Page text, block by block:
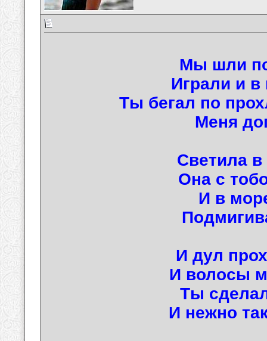
Мы шли по
Играли и в
Ты бегал по
Меня
Светила в
Она с
И в
И дул
И волосы
Ты
И нежно